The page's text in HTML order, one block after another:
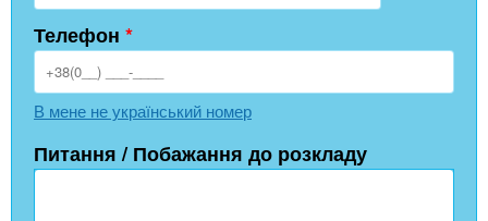
Телефон *
В мене не український номер
Питання / Побажання до розкладу